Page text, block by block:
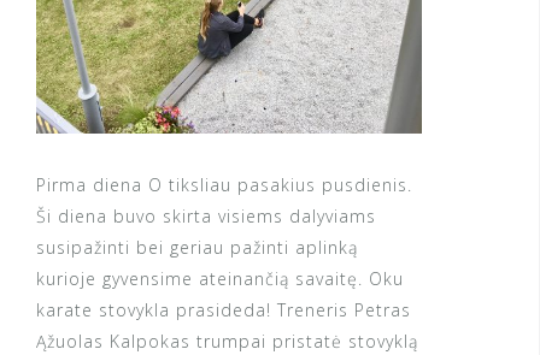
Pirma diena O tiksliau pasakius pusdienis.
Ši diena buvo skirta visiems dalyviams
susipažinti bei geriau pažinti aplinką
kurioje gyvensime ateinančią savaitę. Oku
karate stovykla prasideda! Treneris Petras
Ąžuolas Kalpokas trumpai pristatė stovyklą